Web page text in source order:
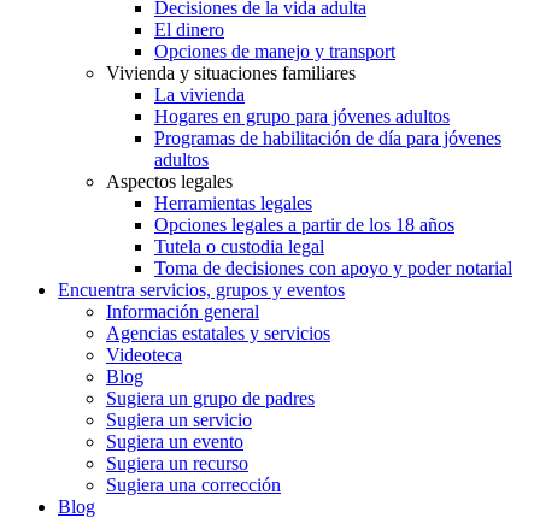
Decisiones de la vida adulta
El dinero
Opciones de manejo y transport
Vivienda y situaciones familiares
La vivienda
Hogares en grupo para jóvenes adultos
Programas de habilitación de día para jóvenes
adultos
Aspectos legales
Herramientas legales
Opciones legales a partir de los 18 años
Tutela o custodia legal
Toma de decisiones con apoyo y poder notarial
Encuentra servicios, grupos y eventos
Información general
Agencias estatales y servicios
Videoteca
Blog
Sugiera un grupo de padres
Sugiera un servicio
Sugiera un evento
Sugiera un recurso
Sugiera una corrección
Blog